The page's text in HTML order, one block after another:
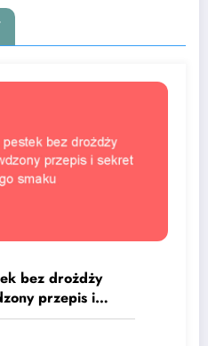
bez drożdży
przepis i